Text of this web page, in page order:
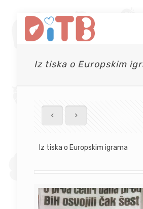
Iz tiska o Europskim
Iz tiska o Europskim igrama